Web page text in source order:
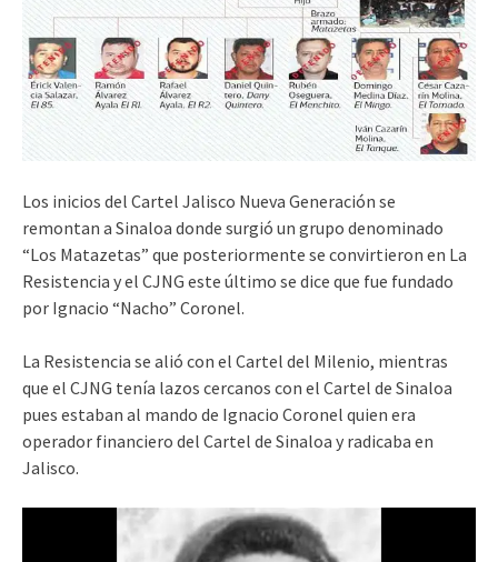
Los inicios del Cartel Jalisco Nueva Generación se
remontan a Sinaloa donde surgió un grupo denominado
“Los Matazetas” que posteriormente se convirtieron en La
Resistencia y el CJNG este último se dice que fue fundado
por Ignacio “Nacho” Coronel.
La Resistencia se alió con el Cartel del Milenio, mientras
que el CJNG tenía lazos cercanos con el Cartel de Sinaloa
pues estaban al mando de Ignacio Coronel quien era
operador financiero del Cartel de Sinaloa y radicaba en
Jalisco.